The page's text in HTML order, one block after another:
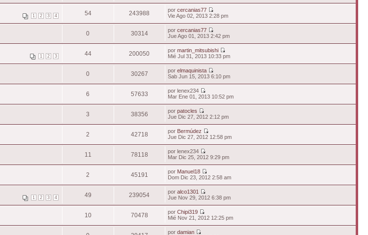
1 2 3 4 54 243988 porcercanias77
Vie Ago 02, 2013 2:28 pm
0 30314 porcercanias77
Jue Ago 01, 2013 2:42 pm
1 2 3 44 200050 pormartin_mitsubishi
Mié Jul 31, 2013 10:33 pm
0 30267 porelmaquinista
Sab Jun 15, 2013 6:10 pm
6 57633
por lenex234
Mar Ene 01, 2013 10:52 pm
3 38356 porpatocles
Jue Dic 27, 2012 2:12 pm
2 42718 por Bermúdez
Jue Dic 27, 2012 12:58 pm
11 78118
por lenex234
Mar Dic 25, 2012 9:29 pm
2 45191 por Manuel18
Dom Dic 23, 2012 2:58 am
1 2 3 4 49 239054 poralco1301
Jue Nov 29, 2012 6:38 pm
10 70478 porChipi319
Mié Nov 21, 2012 12:25 pm
pordamian